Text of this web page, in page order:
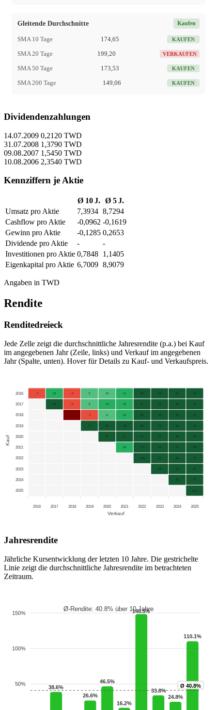
Gleitende Durchschnitte Kaufen
SMA 10 Tage 174,65 KAUFEN
SMA 20 Tage 199,20 VERKAUFEN
SMA 50 Tage 173,53 KAUFEN
SMA 200 Tage 149,06 KAUFEN
Dividendenzahlungen
14.07.2009 0,2120 TWD
31.07.2008 1,3790 TWD
09.08.2007 1,5450 TWD
10.08.2006 2,3540 TWD
Kennziffern je Aktie
Ø 10 J. Ø 5 J.
Umsatz pro Aktie
7,3934 8,7294
Cashflow pro Aktie
-0,0962 -0,1619
Gewinn pro Aktie
-0,1285 0,2653
Dividende pro Aktie
-
-
Investitionen pro Aktie 0,7848 1,1405
Eigenkapital pro Aktie 6,7009 8,9079
Angaben in TWD
Rendite
Renditedreieck
Jede Zelle zeigt die durchschnittliche Jahresrendite (p.a.) bei Kauf
im angegebenen Jahr (Zeile, links) und Verkauf im angegebenen
Jahr (Spalte, unten). Hover für Details zu Kauf- und Verkaufspreis.
2016
2017
2018
2019
2020
2021
2022
2023
2024
2025
Kauf
-7 13 -4 3 10 11 25 25 25 32
39 -2 6 14 15 31 31 30 37
-31 -7 8 10 30 30 29 37
27 35 29 52 48 43 51
47 31 62 54 48 56
16 70 56 47 58
149 81 60 70
34 29 51
25 61
110
2016 2017 2018 2019 2020 2021 2022 2023 2024 2025
Verkauf
Jahresrendite
Jährliche Kursentwicklung der letzten 10 Jahre. Die gestrichelte
Linie zeigt die durchschnittliche Jahresrendite im betrachteten
Zeitraum.
Ø-Rendite: 40.8% über 10 Jahre
150%
100%
50%
38.6%
26.6%
46.5%
16.2%
148.5%
33.8%
24.8%
110.1%
Ø 40.8%